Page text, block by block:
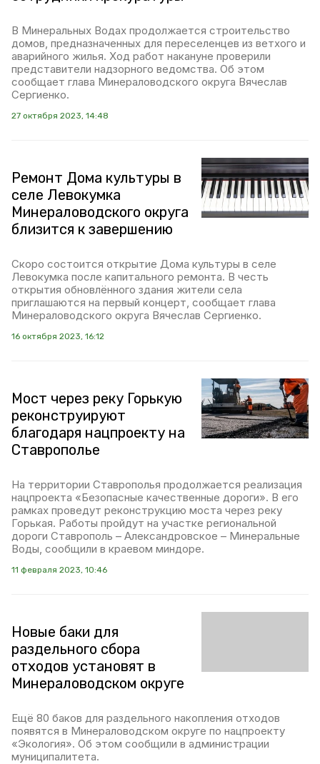
В Минеральных Водах продолжается строительство
домов, предназначенных для переселенцев из ветхого и
аварийного жилья. Ход работ накануне проверили
представители надзорного ведомства. Об этом
сообщает глава Минераловодского округа Вячеслав
Сергиенко.
27 октября 2023, 14:48
Ремонт Дома культуры в
селе Левокумка
Минераловодского округа
близится к завершению
Скоро состоится открытие Дома культуры в селе
Левокумка после капитального ремонта. В честь
открытия обновлённого здания жители села
приглашаются на первый концерт, сообщает глава
Минераловодского округа Вячеслав Сергиенко.
16 октября 2023, 16:12
Мост через реку Горькую
реконструируют
благодаря нацпроекту на
Ставрополье
На территории Ставрополья продолжается реализация
нацпроекта «Безопасные качественные дороги». В его
рамках проведут реконструкцию моста через реку
Горькая. Работы пройдут на участке региональной
дороги Ставрополь – Александровское – Минеральные
Воды, сообщили в краевом миндоре.
11 февраля 2023, 10:46
Новые баки для
раздельного сбора
отходов установят в
Минераловодском округе
Ещё 80 баков для раздельного накопления отходов
появятся в Минераловодском округе по нацпроекту
«Экология». Об этом сообщили в администрации
муниципалитета.